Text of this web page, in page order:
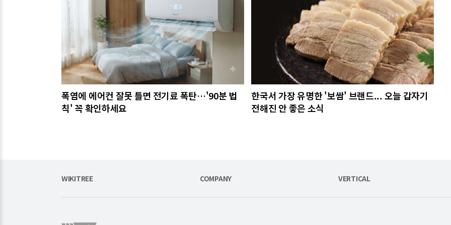
폭염에 에어컨 잘못 틀면 전기료 폭탄…'90분 법
칙' 꼭 확인하세요
한국서 가장 유명한 '보쌈' 브랜드... 오늘 갑자기
전해진 안 좋은 소식
WIKITREE COMPANY VERTICAL